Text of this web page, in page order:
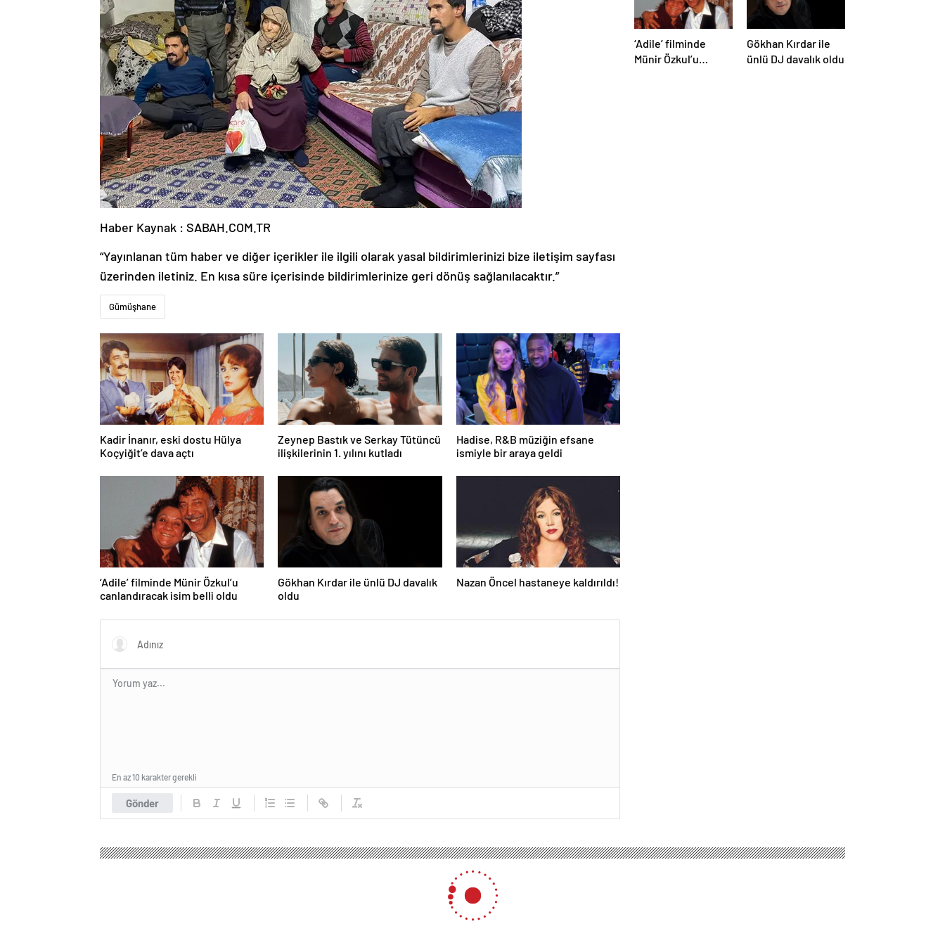
Haber Kaynak : SABAH.COM.TR
“Yayınlanan tüm haber ve diğer içerikler ile ilgili olarak yasal bildirimlerinizi bize iletişim sayfası
üzerinden iletiniz. En kısa süre içerisinde bildirimlerinize geri dönüş sağlanılacaktır.”
Gümüşhane
Kadir İnanır, eski dostu Hülya
Koçyiğit’e dava açtı
Zeynep Bastık ve Serkay Tütüncü
ilişkilerinin 1. yılını kutladı
Hadise, R&B müziğin efsane
ismiyle bir araya geldi
‘Adile’ filminde Münir Özkul’u
canlandıracak isim belli oldu
Gökhan Kırdar ile ünlü DJ davalık
oldu
Nazan Öncel hastaneye kaldırıldı!
Gönder
En az 10 karakter gerekli
‘Adile’ filminde
Münir Özkul’u
Gökhan Kırdar ile
ünlü DJ davalık oldu